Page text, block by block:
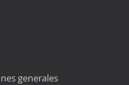
generales